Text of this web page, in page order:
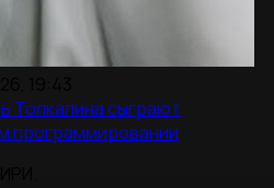
Толкалина сыграют
программировании